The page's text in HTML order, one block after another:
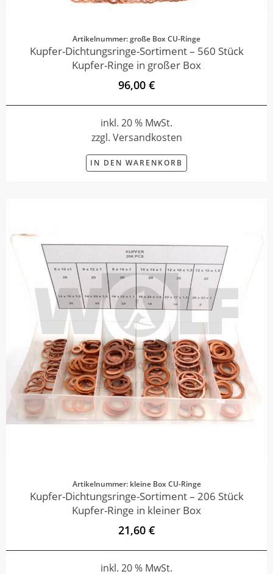
Artikelnummer: große Box CU-Ringe
Kupfer-Dichtungsringe-Sortiment – 560 Stück
Kupfer-Ringe in großer Box
96,00 €
inkl. 20 % MwSt.
zzgl. Versandkosten
IN DEN WARENKORB
Artikelnummer: kleine Box CU-Ringe
Kupfer-Dichtungsringe-Sortiment – 206 Stück
Kupfer-Ringe in kleiner Box
21,60 €
inkl. 20 % MwSt.